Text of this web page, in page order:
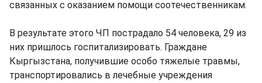
связанных с оказанием помощи соотечественникам.
В результате этого ЧП пострадало 54 человека, 29 из
них пришлось госпитализировать. Граждане
Кыргызстана, получившие особо тяжелые травмы,
транспортировались в лечебные учреждения